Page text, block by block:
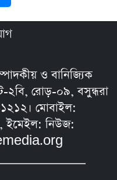
ও বানিজ্যিক
২বি, রোড়-০৯, বসুন্ধরা
মোবাইল:
নিউজ: